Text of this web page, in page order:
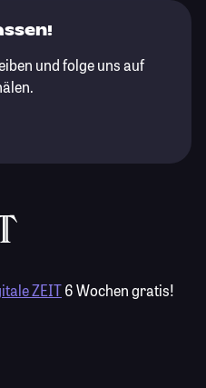
und folge uns auf
ZEIT6 Wochen gratis!